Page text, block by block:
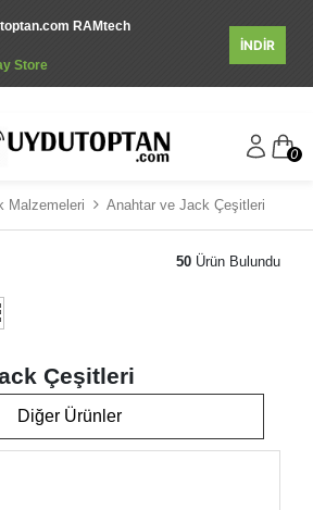
RAMtech
Store
İNDİR
0
Malzemeleri Anahtar ve Jack Çeşitleri
50 Ürün Bulundu
Çeşitleri
Diğer Ürünler